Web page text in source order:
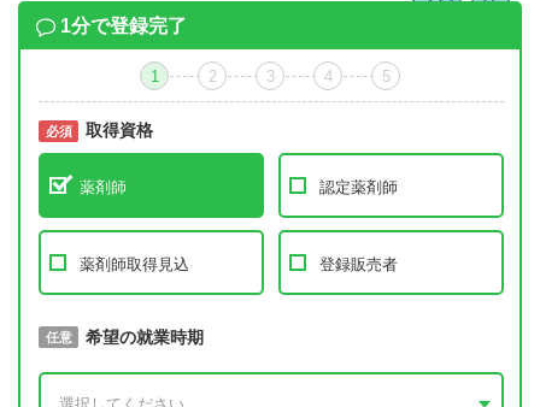
1分で登録完了
1 2 3 4 5
必須 取得資格
薬剤師 認定薬剤師
薬剤師取得見込 登録販売者
必須 取得予定年
任意 希望の就業時期